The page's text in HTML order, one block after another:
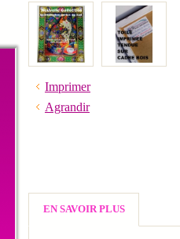
Imprimer
Agrandir
EN SAVOIR PLUS